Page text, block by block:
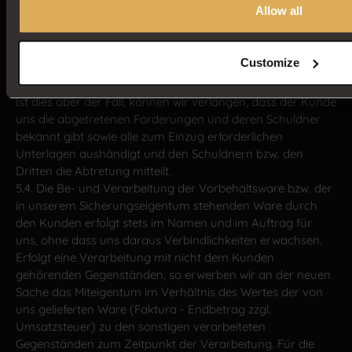
Allow all
Customize
Zahlungsverpflichtungen ordnungsgemäß nachkommt
Antrag auf Eröffnung eines Insolvenz - oder
Vergleichsverfahrens über sein Vermögen gestellt ist.
Ist dies aber der Fall, können wir verlangen, dass der Kunde
uns die abgetretenen Forderungen und deren Schuldner
bekannt gibt sowie alle zum Einzug erforderlichen
Unterlagen aushändigt und den Schuldnern bzw. den
Dritten die Abtretung mitteilt.
5.4. Die Be- und Verarbeitung der Vorbehaltsware bzw. der
in unserem Sicherungseigentum stehenden Ware durch
den Kunden erfolgt stets im Namen und im Auftrag für
uns, ohne dass uns daraus Verbindlichkeiten erwachsen.
Erfolgt eine Verarbeitung mit nicht dem Kunden
gehörenden Gegenständen, so erwerben wir an der neuen
Sache das Miteigentum im Verhältnis des Wertes der von
uns gelieferten Ware (Faktura - Endbetrag zzgl.
Umsatzsteuer) zu den sonstigen verarbeiteten
Gegenständen zum Zeitpunkt der Verarbeitung. Für die